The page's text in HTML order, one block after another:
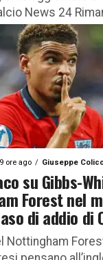
News 24
ore ago Giuseppe
su Gibbs-
Forest nel
di addio di
Nottingham